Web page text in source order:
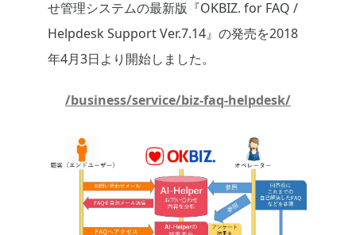
せ管理システムの最新版『OKBIZ. for FAQ /
Helpdesk Support Ver.7.14』の発売を2018
年4月3日より開始しました。
/business/service/biz-faq-helpdesk/